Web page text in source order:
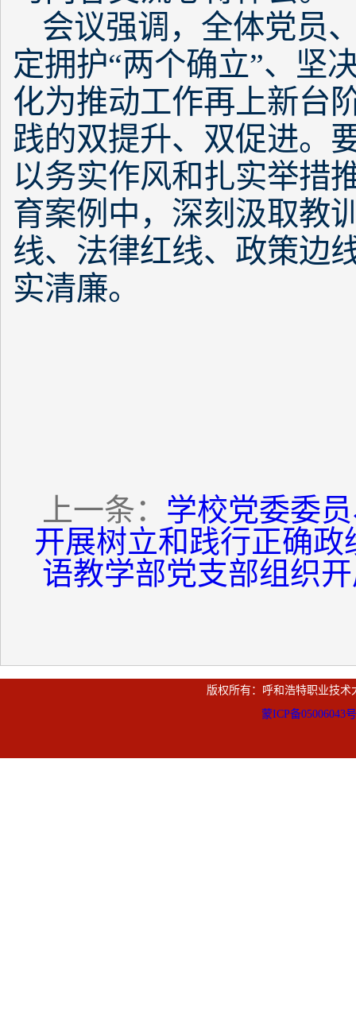
会议强调，全体党员
定拥护“两个确立”、坚
化为推动工作再上新台
践的双提升、双促进。
以务实作风和扎实举措
育案例中，深刻汲取教
线、法律红线、政策边
实清廉。
上一条： 学校党委委
开展树立和践行正确
语教学部党支部组织
版权所有：呼和浩特职业技
蒙ICP备05006043